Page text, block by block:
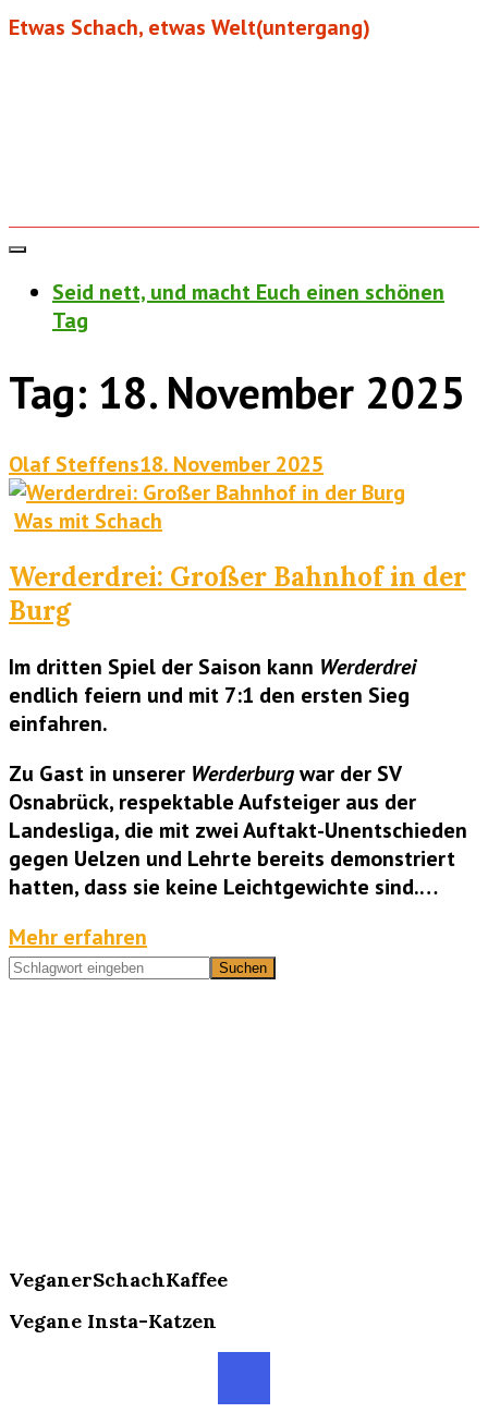
Etwas Schach, etwas Welt(untergang)
Seid nett, und macht Euch einen schönen
Tag
Tag: 18. November 2025
Olaf Steffens18. November 2025
Was mit Schach
Werderdrei: Großer Bahnhof in der
Burg
Im dritten Spiel der Saison kann Werderdrei
endlich feiern und mit 7:1 den ersten Sieg
einfahren.
Zu Gast in unserer Werderburgwar der SV
Osnabrück, respektable Aufsteiger aus der
Landesliga, die mit zwei Auftakt-Unentschieden
gegen Uelzen und Lehrte bereits demonstriert
hatten, dass sie keine Leichtgewichte sind.…
Mehr erfahren
VeganerSchachKaffee
Vegane Insta-Katzen